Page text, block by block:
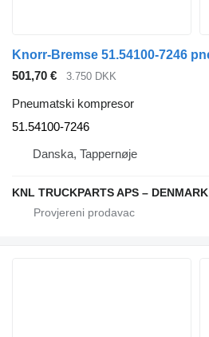
501,70 € 3.750 DKK
Pneumatski kompresor
51.54100-7246
Danska, Tappernøje
KNL TRUCKPARTS APS – DENMARK